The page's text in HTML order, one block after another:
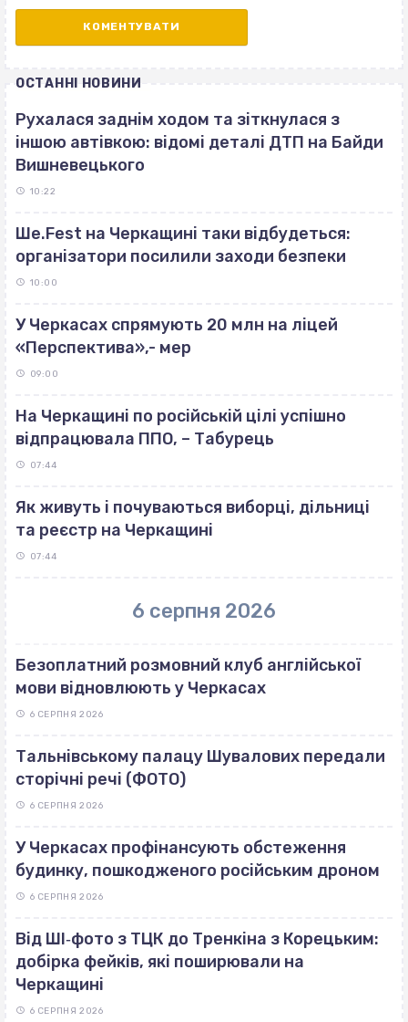
ОСТАННІ НОВИНИ
Рухалася заднім ходом та зіткнулася з
іншою автівкою: відомі деталі ДТП на Байди
Вишневецького
10:22
Ше.Fest на Черкащині таки відбудеться:
організатори посилили заходи безпеки
10:00
У Черкасах спрямують 20 млн на ліцей
«Перспектива»,- мер
09:00
На Черкащині по російській цілі успішно
відпрацювала ППО, – Табурець
07:44
Як живуть і почуваються виборці, дільниці
та реєстр на Черкащині
07:44
6 серпня 2026
Безоплатний розмовний клуб англійської
мови відновлюють у Черкасах
6 СЕРПНЯ 2026
Тальнівському палацу Шувалових передали
сторічні речі (ФОТО)
6 СЕРПНЯ 2026
У Черкасах профінансують обстеження
будинку, пошкодженого російським дроном
6 СЕРПНЯ 2026
Від ШІ‐фото з ТЦК до Тренкіна з Корецьким:
добірка фейків, які поширювали на
Черкащині
6 СЕРПНЯ 2026